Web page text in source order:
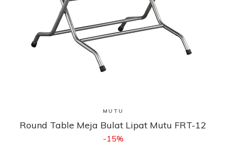
Lihat Produk
MUTU
Round Table Meja Bulat Lipat Mutu FRT-12
-15%